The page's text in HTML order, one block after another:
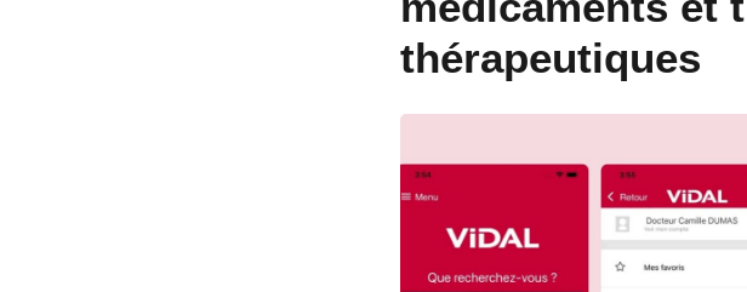
thérapeutiques